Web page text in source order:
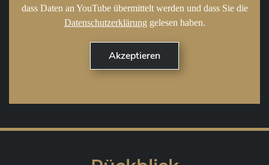
dass Daten an YouTube übermittelt werden und dass Sie die
Datenschutzerklärung gelesen haben.